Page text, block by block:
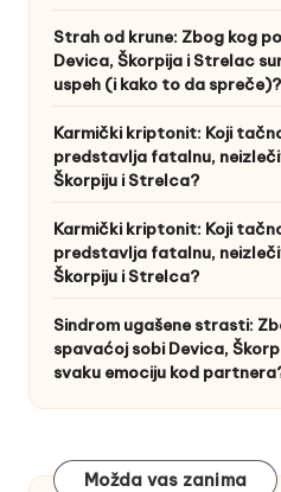
Strah od krune: Zbog kog
Devica, Škorpija i Strelac
uspeh (i kako to da spreče)?
Karmički kriptonit: Koji
predstavlja fatalnu,
Škorpiju i Strelca?
Karmički kriptonit: Koji
predstavlja fatalnu,
Škorpiju i Strelca?
Sindrom ugašene strasti:
spavaćoj sobi Devica,
svaku emociju kod
Možda vas zanima